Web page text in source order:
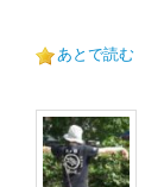
あとで読む